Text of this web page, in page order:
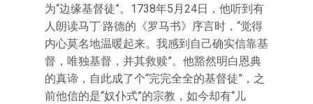
为“边缘基督徒”。1738年5月24日，他听到有
人朗读马丁·路德的《罗马书》序言时，“觉得
内心莫名地温暖起来。我感到自己确实信靠基
督，唯独基督，并其救赎”。他豁然明白恩典
的真谛，自此成了个“完完全全的基督徒”，之
前他信的是“奴仆式”的宗教，如今却有“儿